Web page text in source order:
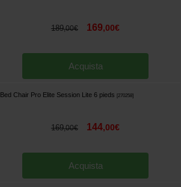
189,00€ 169,00€
Acquista
Bed Chair Pro Elite Session Lite 6 pieds 270258]
169,00€ 144,00€
Acquista